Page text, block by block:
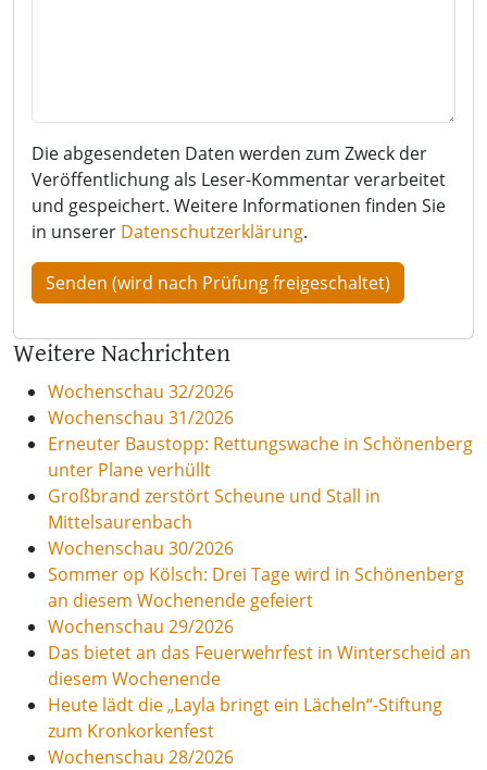
Die abgesendeten Daten werden zum Zweck der
Veröffentlichung als Leser-Kommentar verarbeitet
und gespeichert. Weitere Informationen finden Sie
in unserer Datenschutzerklärung.
Weitere Nachrichten
Wochenschau 32/2026
Wochenschau 31/2026
Erneuter Baustopp: Rettungswache in Schönenberg
unter Plane verhüllt
Großbrand zerstört Scheune und Stall in
Mittelsaurenbach
Wochenschau 30/2026
Sommer op Kölsch: Drei Tage wird in Schönenberg
an diesem Wochenende gefeiert
Wochenschau 29/2026
Das bietet an das Feuerwehrfest in Winterscheid an
diesem Wochenende
Heute lädt die „Layla bringt ein Lächeln“-Stiftung
zum Kronkorkenfest
Wochenschau 28/2026